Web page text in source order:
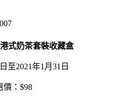
式奶茶套裝收藏盒
至2021年1月31日
價：$98